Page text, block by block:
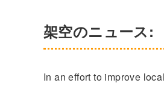
架空のニュース:
In an effort to improve